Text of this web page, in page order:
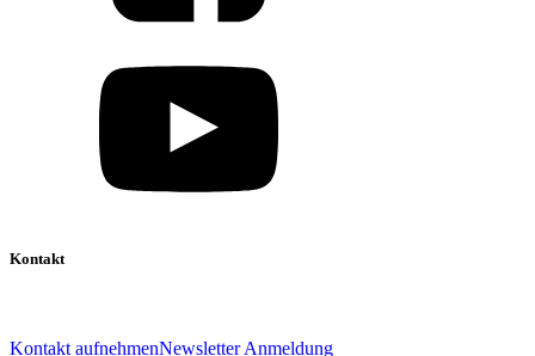
Kontakt
Kontakt aufnehmenNewsletter Anmeldung